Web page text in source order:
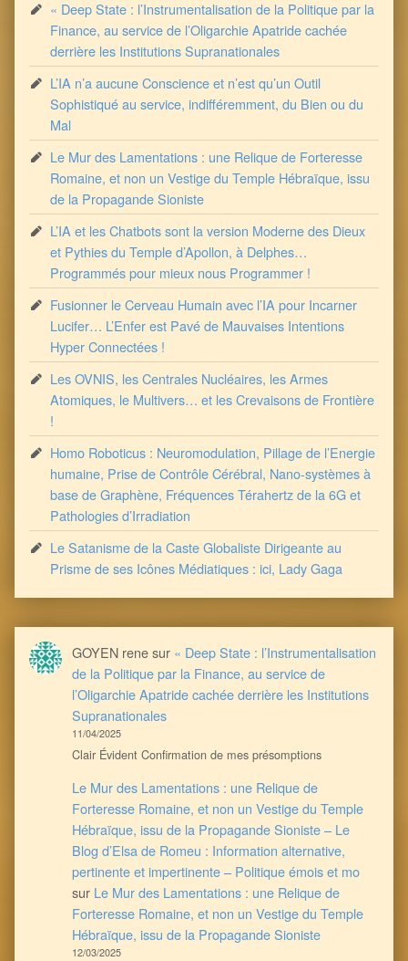
« Deep State : l’Instrumentalisation de la Politique par la
Finance, au service de l’Oligarchie Apatride cachée
derrière les Institutions Supranationales
L’IA n’a aucune Conscience et n’est qu’un Outil
Sophistiqué au service, indifféremment, du Bien ou du
Mal
Le Mur des Lamentations : une Relique de Forteresse
Romaine, et non un Vestige du Temple Hébraïque, issu
de la Propagande Sioniste
L’IA et les Chatbots sont la version Moderne des Dieux
et Pythies du Temple d’Apollon, à Delphes…
Programmés pour mieux nous Programmer !
Fusionner le Cerveau Humain avec l’IA pour Incarner
Lucifer… L’Enfer est Pavé de Mauvaises Intentions
Hyper Connectées !
Les OVNIS, les Centrales Nucléaires, les Armes
Atomiques, le Multivers… et les Crevaisons de Frontière
!
Homo Roboticus : Neuromodulation, Pillage de l’Energie
humaine, Prise de Contrôle Cérébral, Nano-systèmes à
base de Graphène, Fréquences Térahertz de la 6G et
Pathologies d’Irradiation
Le Satanisme de la Caste Globaliste Dirigeante au
Prisme de ses Icônes Médiatiques : ici, Lady Gaga
GOYEN renesur « Deep State : l’Instrumentalisation
de la Politique par la Finance, au service de
l’Oligarchie Apatride cachée derrière les Institutions
Supranationales
11/04/2025
Clair Évident Confirmation de mes présomptions
Le Mur des Lamentations : une Relique de
Forteresse Romaine, et non un Vestige du Temple
Hébraïque, issu de la Propagande Sioniste – Le
Blog d’Elsa de Romeu : Information alternative,
pertinente et impertinente – Politique émois et mo
sur Le Mur des Lamentations : une Relique de
Forteresse Romaine, et non un Vestige du Temple
Hébraïque, issu de la Propagande Sioniste
12/03/2025